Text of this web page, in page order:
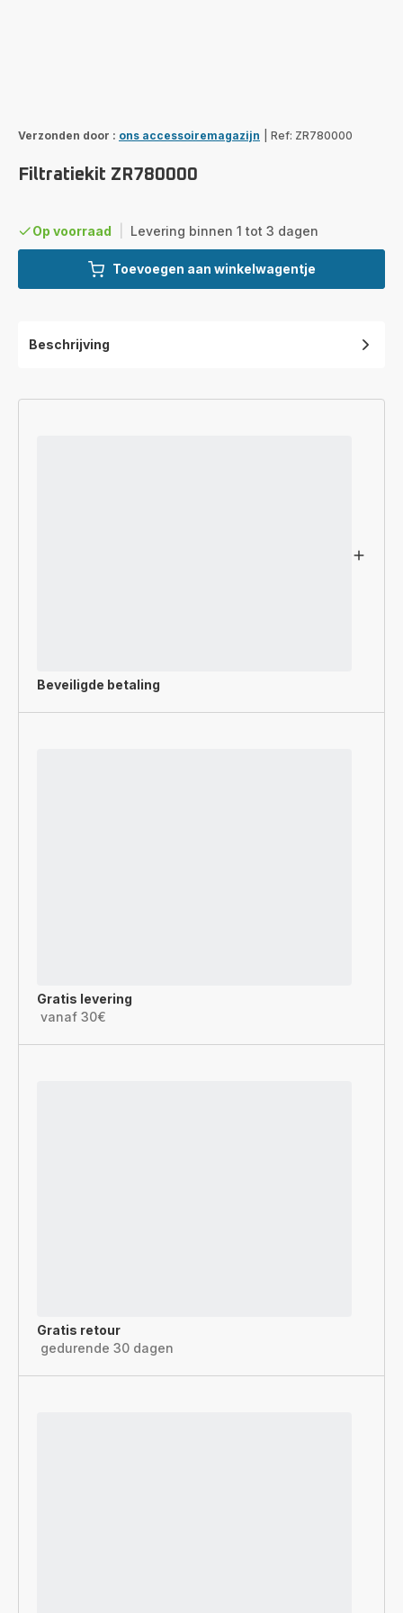
Verzonden door : ons accessoiremagazijn Ref: ZR780000
Filtratiekit ZR780000
Op voorraad Levering binnen 1 tot 3 dagen
Toevoegen aan winkelwagentje
Beschrijving
Beveiligde betaling
Gratis levering
vanaf 30€
Gratis retour
gedurende 30 dagen